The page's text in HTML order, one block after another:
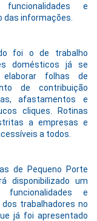
e
informações.
foi o de trabalho
domésticos já se
elaborar folhas de
de contribuição
afastamentos e
cliques. Rotinas
a empresas e
a todos.
de Pequeno Porte
disponibilizado um
funcionalidades e
trabalhadores no
já foi apresentado